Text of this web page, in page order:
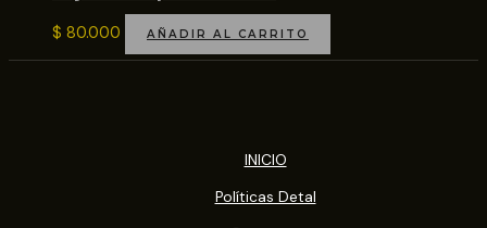
$ 80.000 AÑADIR AL CARRITO
INICIO
Políticas Detal